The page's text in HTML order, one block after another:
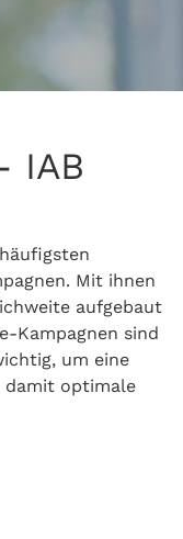
IAB
Mit ihnen
aufgebaut
Kampagnen sind
um eine
damit optimale